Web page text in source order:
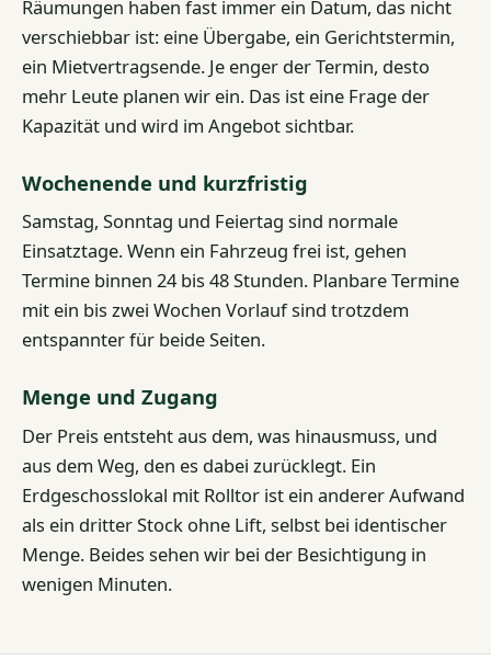
Räumungen haben fast immer ein Datum, das nicht
verschiebbar ist: eine Übergabe, ein Gerichtstermin,
ein Mietvertragsende. Je enger der Termin, desto
mehr Leute planen wir ein. Das ist eine Frage der
Kapazität und wird im Angebot sichtbar.
Wochenende und kurzfristig
Samstag, Sonntag und Feiertag sind normale
Einsatztage. Wenn ein Fahrzeug frei ist, gehen
Termine binnen 24 bis 48 Stunden. Planbare Termine
mit ein bis zwei Wochen Vorlauf sind trotzdem
entspannter für beide Seiten.
Menge und Zugang
Der Preis entsteht aus dem, was hinausmuss, und
aus dem Weg, den es dabei zurücklegt. Ein
Erdgeschosslokal mit Rolltor ist ein anderer Aufwand
als ein dritter Stock ohne Lift, selbst bei identischer
Menge. Beides sehen wir bei der Besichtigung in
wenigen Minuten.